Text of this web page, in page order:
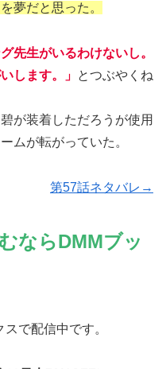
夢だと思った。
先生がいるわけないし。
します。」 とつぶやくね
が装着しただろうが使用
ムが転がっていた。
第57話ネタバレ→
ならDMMブッ
で配信中です。